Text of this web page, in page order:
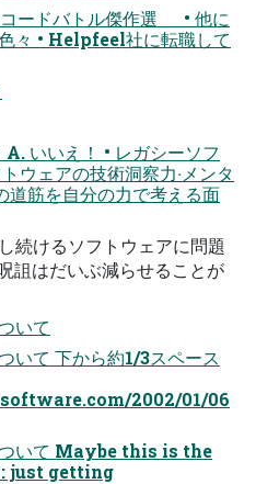
ードバトル傑作選 • 他に
々 • Helpfeel社に転職して
いいえ！ • レガシーソフ
ウェアの技術洞察⼒‧メンタ
道筋を⾃分の⼒で考える⾯
続けるソフトウェアに問題
詛はだいぶ減らせることが
いて
いて 下から約1/3スペース
2002/01/06
ついて Maybe this is the
just getting